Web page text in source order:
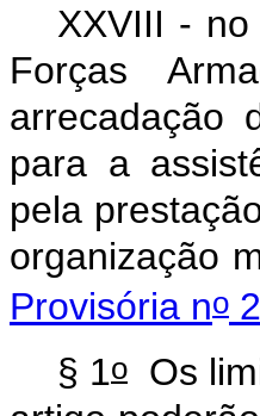
XXVIII -
Forças
arrecadação
para a
pela
organização
Provisória no
§ 1o Os